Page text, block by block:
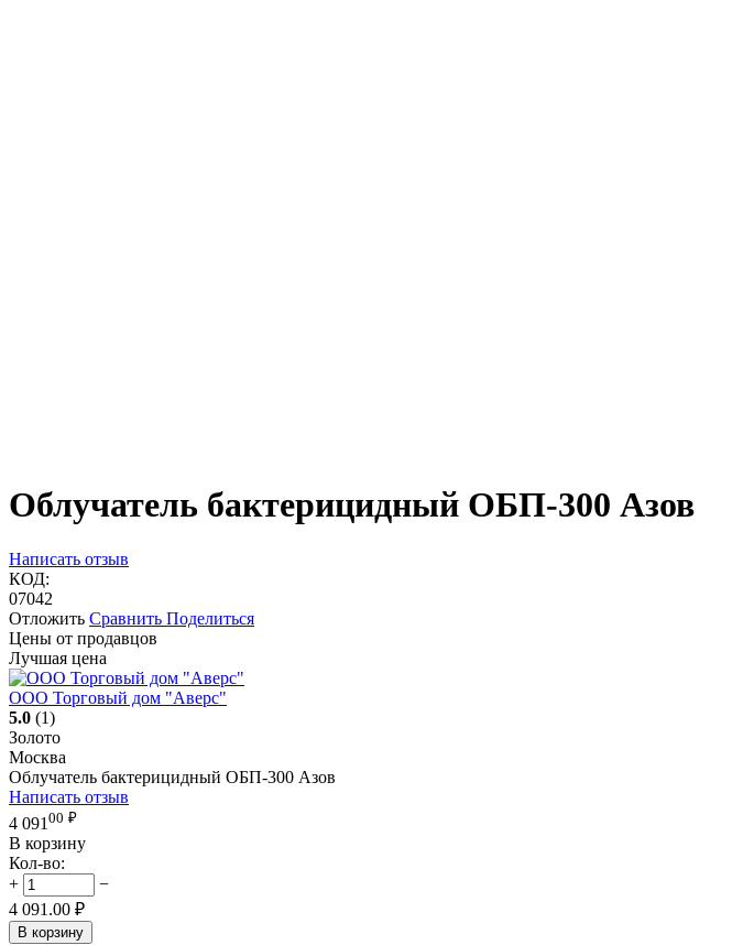
Облучатель бактерицидный ОБП-300 Азов
Написать отзыв
КОД:
07042
Отложить Сравнить Поделиться
Цены от продавцов
Лучшая цена
ООО Торговый дом "Аверс"
5.0 (1)
Золото
Москва
Облучатель бактерицидный ОБП-300 Азов
Написать отзыв
4 091 00 ₽
В корзину
Кол-во:
+
−
4 091.00 ₽
В корзину